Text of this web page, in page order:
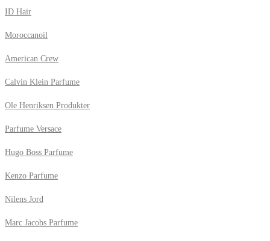
ID Hair
Moroccanoil
American Crew
Calvin Klein Parfume
Ole Henriksen Produkter
Parfume Versace
Hugo Boss Parfume
Kenzo Parfume
Nilens Jord
Marc Jacobs Parfume